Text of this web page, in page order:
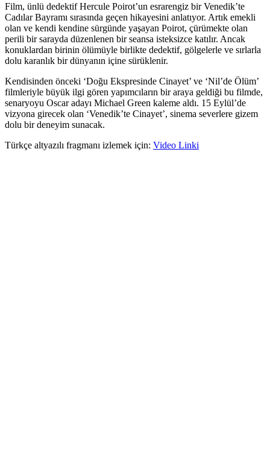
Film, ünlü dedektif Hercule Poirot’un esrarengiz bir Venedik’te
Cadılar Bayramı sırasında geçen hikayesini anlatıyor. Artık emekli
olan ve kendi kendine sürgünde yaşayan Poirot, çürümekte olan
perili bir sarayda düzenlenen bir seansa isteksizce katılır. Ancak
konuklardan birinin ölümüyle birlikte dedektif, gölgelerle ve sırlarla
dolu karanlık bir dünyanın içine sürüklenir.
Kendisinden önceki ‘Doğu Ekspresinde Cinayet’ ve ‘Nil’de Ölüm’
filmleriyle büyük ilgi gören yapımcıların bir araya geldiği bu filmde,
senaryoyu Oscar adayı Michael Green kaleme aldı. 15 Eylül’de
vizyona girecek olan ‘Venedik’te Cinayet’, sinema severlere gizem
dolu bir deneyim sunacak.
Türkçe altyazılı fragmanı izlemek için: Video Linki